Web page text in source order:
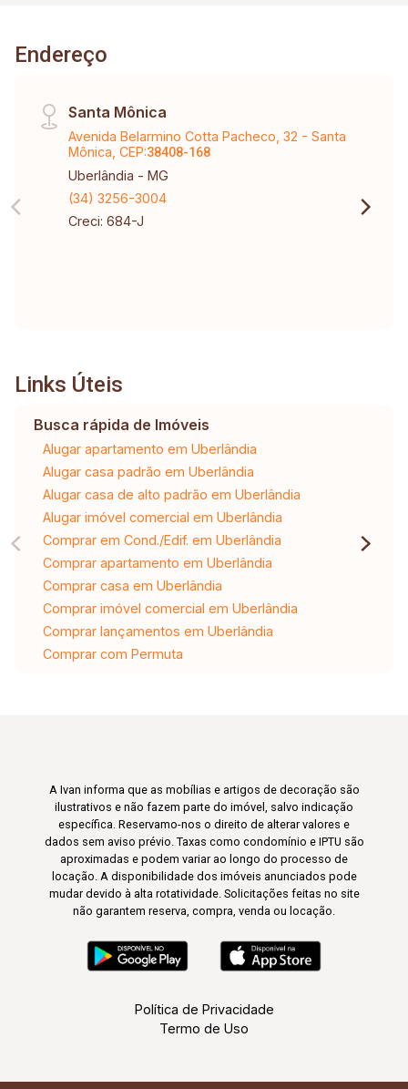
Endereço
Santa Mônica
Avenida Belarmino Cotta Pacheco, 32 - Santa
Mônica, CEP:38408-168
Uberlândia - MG
(34) 3256-3004
Creci: 684-J
Links Úteis
Busca rápida de Imóveis
Alugar apartamento em Uberlândia
Alugar casa padrão em Uberlândia
Alugar casa de alto padrão em Uberlândia
Alugar imóvel comercial em Uberlândia
Comprar em Cond./Edif. em Uberlândia
Comprar apartamento em Uberlândia
Comprar casa em Uberlândia
Comprar imóvel comercial em Uberlândia
Comprar lançamentos em Uberlândia
Comprar com Permuta
A Ivan informa que as mobílias e artigos de decoração são
ilustrativos e não fazem parte do imóvel, salvo indicação
específica. Reservamo-nos o direito de alterar valores e
dados sem aviso prévio. Taxas como condomínio e IPTU são
aproximadas e podem variar ao longo do processo de
locação. A disponibilidade dos imóveis anunciados pode
mudar devido à alta rotatividade. Solicitações feitas no site
não garantem reserva, compra, venda ou locação.
Política de Privacidade
Termo de Uso